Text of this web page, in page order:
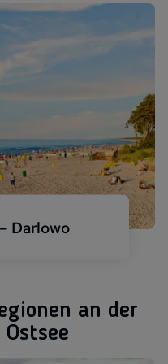
Darlowo
an der